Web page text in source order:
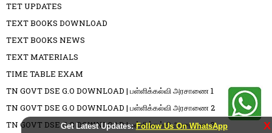
Get Latest Updates:Follow Us On WhatsApp X
TET UPDATES
TEXT BOOKS DOWNLOAD
TEXT BOOKS NEWS
TEXT MATERIALS
TIME TABLE EXAM
TN GOVT DSE G.O DOWNLOAD | பள்ளிக்கல்வி அரசாணை 1
TN GOVT DSE G.O DOWNLOAD | பள்ளிக்கல்வி அரசாணை 2
TN GOVT DSE G.O DOWNLOAD | பள்ளிக்கல்வி அரசாணை 3